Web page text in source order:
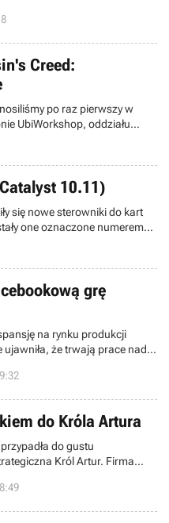
aczkolwiek
informator twierdzi, że są
Creed:
po raz pierwszy w
UbiWorkshop, oddziału
największych marek firmy w
pojawił się pierwszy,
produkcji. Film
jest poprzez usługi Xbox
10.11)
się nowe sterowniki do kart
one oznaczone numerem
istotnych poprawek.
grę
na rynku produkcji
że trwają prace nad
się częścią serwisu
do Króla Artura
do gustu
Król Artur. Firma
w tym roku ukaże się nowy